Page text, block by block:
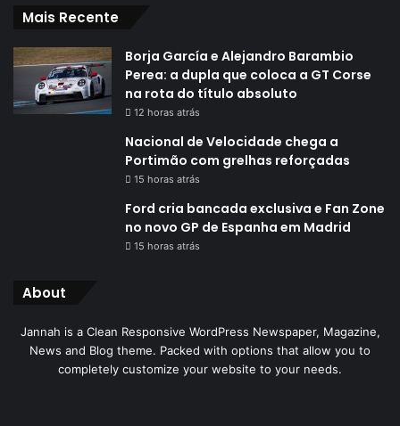
Mais Recente
Borja García e Alejandro Barambio
Perea: a dupla que coloca a GT Corse
na rota do título absoluto
12 horas atrás
Nacional de Velocidade chega a
Portimão com grelhas reforçadas
15 horas atrás
Ford cria bancada exclusiva e Fan Zone
no novo GP de Espanha em Madrid
15 horas atrás
About
Jannah is a Clean Responsive WordPress Newspaper, Magazine,
News and Blog theme. Packed with options that allow you to
completely customize your website to your needs.